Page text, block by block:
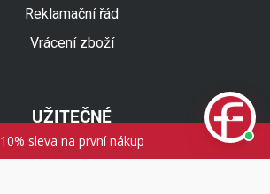
Reklamační řád
Vrácení zboží
UŽITEČNÉ
10% sleva na první nákup